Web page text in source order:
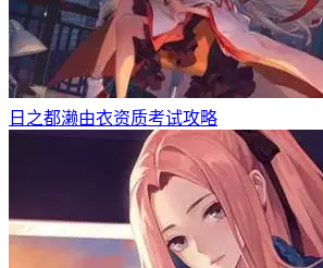
日之都濑由衣资质考试攻略